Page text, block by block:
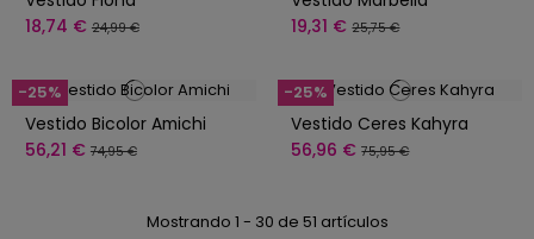
18,74 € 24,99 €
19,31 €25,75 €
-25%
Vestido Bicolor Amichi
56,21 € 74,95 €
-25%
Vestido Ceres Kahyra
56,96 €75,95 €
Mostrando 1 - 30 de 51 artículos